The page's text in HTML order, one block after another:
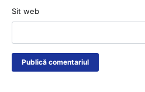
Sit web